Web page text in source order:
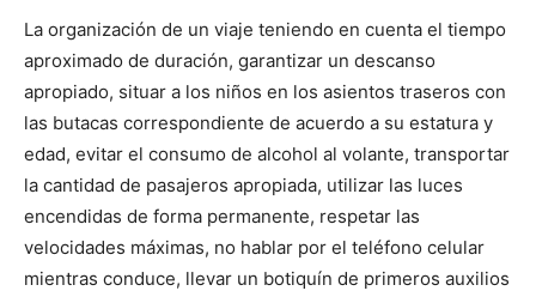
La organización de un viaje teniendo en cuenta el tiempo
aproximado de duración, garantizar un descanso
apropiado, situar a los niños en los asientos traseros con
las butacas correspondiente de acuerdo a su estatura y
edad, evitar el consumo de alcohol al volante, transportar
la cantidad de pasajeros apropiada, utilizar las luces
encendidas de forma permanente, respetar las
velocidades máximas, no hablar por el teléfono celular
mientras conduce, llevar un botiquín de primeros auxilios